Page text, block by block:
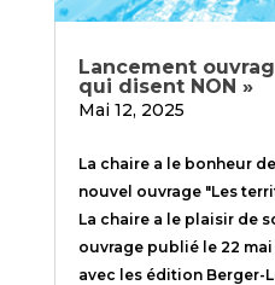
Lancement
qui disent NON »
Mai 12, 2025
La chaire a le bonheur
nouvel ouvrage "Les
La chaire a le plaisir de
ouvrage publié le 22
avec les édition Berger-